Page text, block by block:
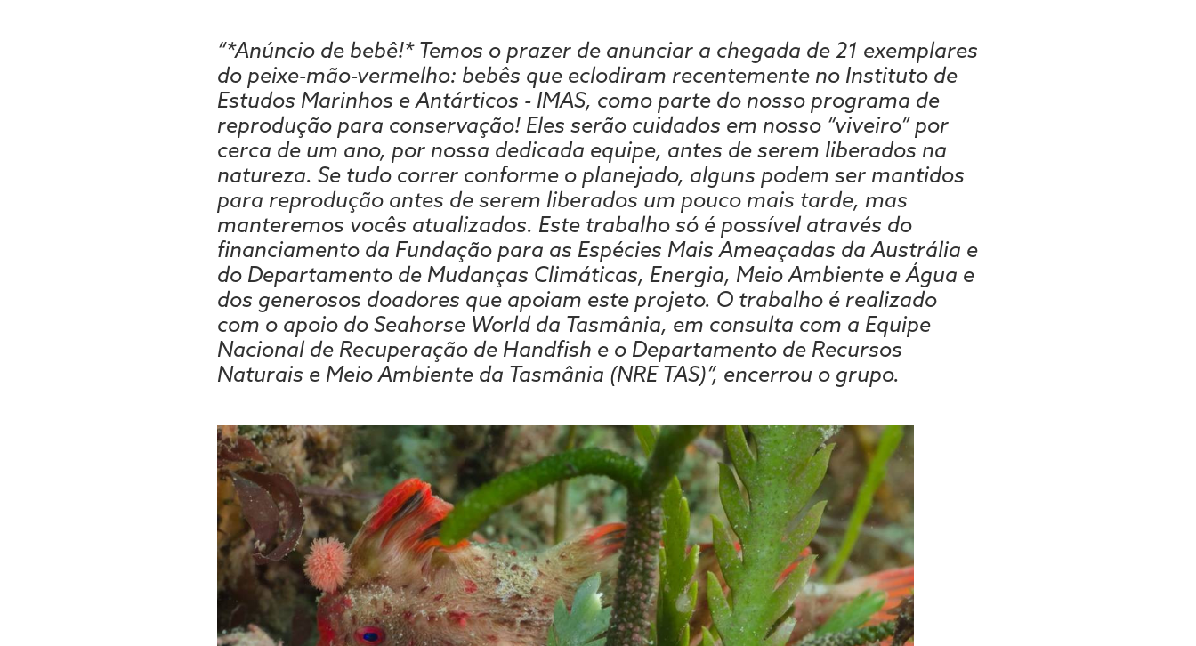
“*Anúncio de bebê!* Temos o prazer de anunciar a chegada de 21 exemplares
do peixe-mão-vermelho: bebês que eclodiram recentemente no Instituto de
Estudos Marinhos e Antárticos - IMAS, como parte do nosso programa de
reprodução para conservação! Eles serão cuidados em nosso “viveiro” por
cerca de um ano, por nossa dedicada equipe, antes de serem liberados na
natureza. Se tudo correr conforme o planejado, alguns podem ser mantidos
para reprodução antes de serem liberados um pouco mais tarde, mas
manteremos vocês atualizados. Este trabalho só é possível através do
financiamento da Fundação para as Espécies Mais Ameaçadas da Austrália e
do Departamento de Mudanças Climáticas, Energia, Meio Ambiente e Água e
dos generosos doadores que apoiam este projeto. O trabalho é realizado
com o apoio do Seahorse World da Tasmânia, em consulta com a Equipe
Nacional de Recuperação de Handfish e o Departamento de Recursos
Naturais e Meio Ambiente da Tasmânia (NRE TAS)”, encerrou o grupo.